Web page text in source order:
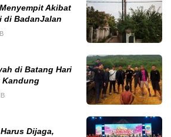
Akibat
di BadanJalan
di Batang Hari
Kandung
Dijaga,